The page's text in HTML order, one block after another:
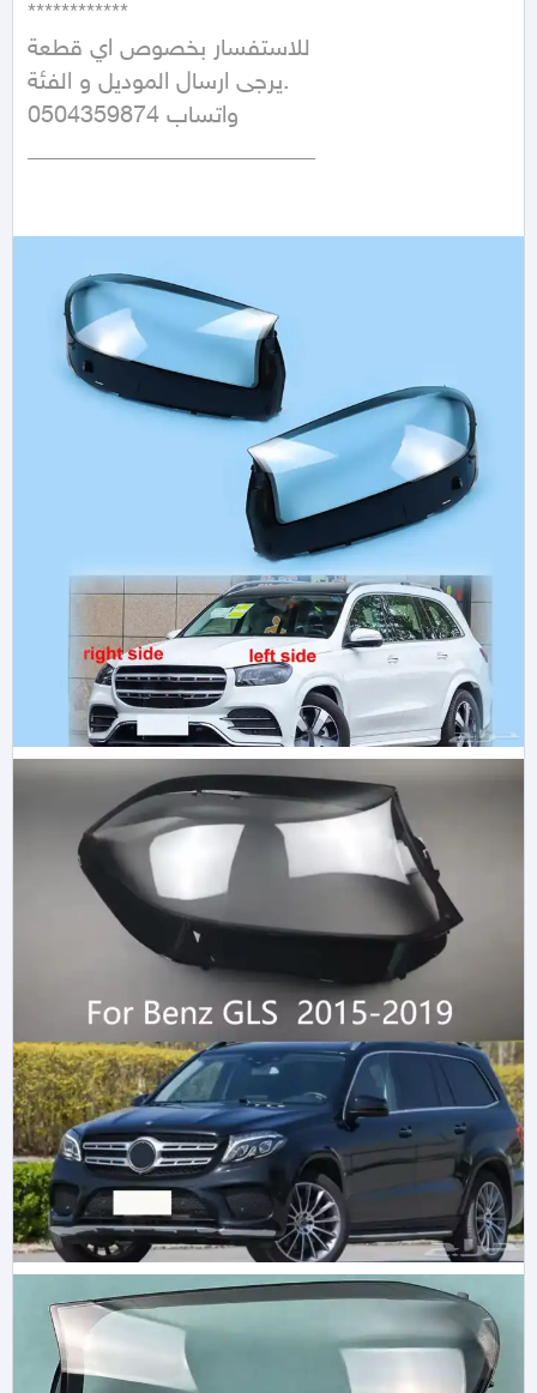
************
للاستفسار بخصوص اي قطعة
يرجى ارسال الموديل و الفئة.
0504359874 واتساب